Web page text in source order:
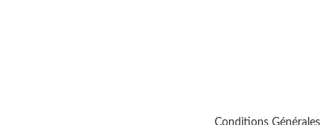
Conditions Générales